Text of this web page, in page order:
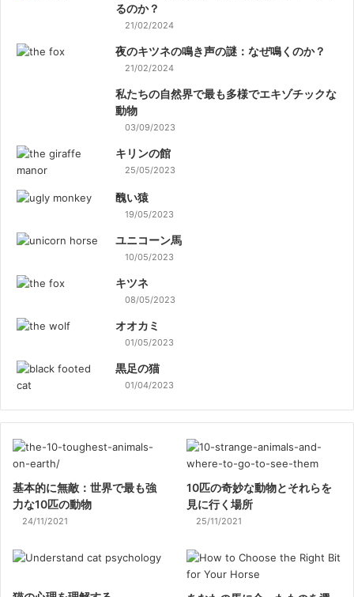
るのか？
21/02/2024
夜のキツネの鳴き声の謎：なぜ鳴くのか？
21/02/2024
私たちの自然界で最も多様でエキゾチックな
動物
03/09/2023
キリンの館
25/05/2023
醜い猿
19/05/2023
ユニコーン馬
10/05/2023
キツネ
08/05/2023
オオカミ
01/05/2023
黒足の猫
01/04/2023
基本的に無敵：世界で最も強
力な10匹の動物
24/11/2021
10匹の奇妙な動物とそれらを
見に行く場所
25/11/2021